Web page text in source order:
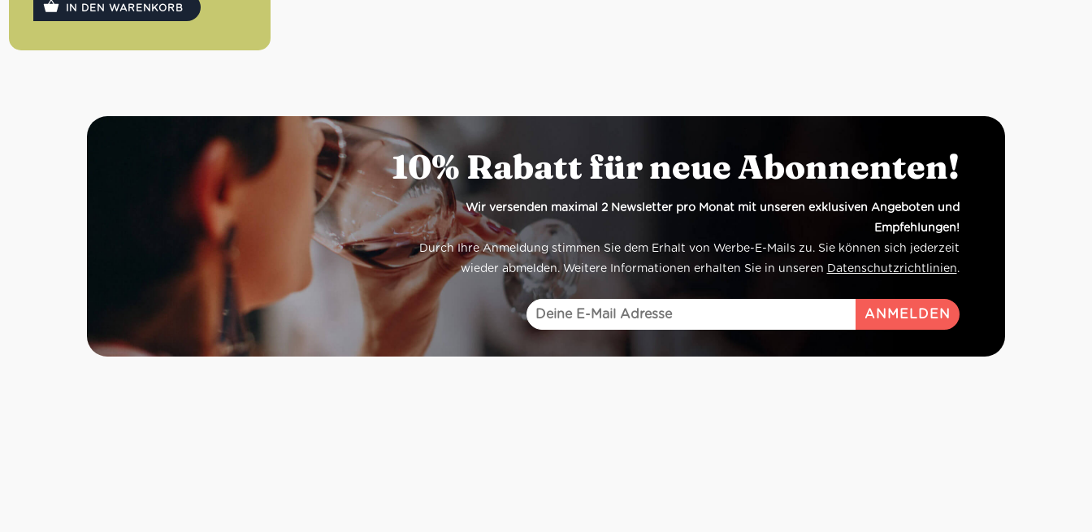
Verarbeitung werden sie geknackt und
anschließend von Röstmeister Massimo
IN DEN WARENKORB
10% Rabatt für neue Abonnenten!
Wir versenden maximal 2 Newsletter pro Monat mit unseren exklusiven Angeboten und
Empfehlungen!
Durch Ihre Anmeldung stimmen Sie dem Erhalt von Werbe-E-Mails zu. Sie können sich jederzeit
wieder abmelden. Weitere Informationen erhalten Sie in unseren Datenschutzrichtlinien.